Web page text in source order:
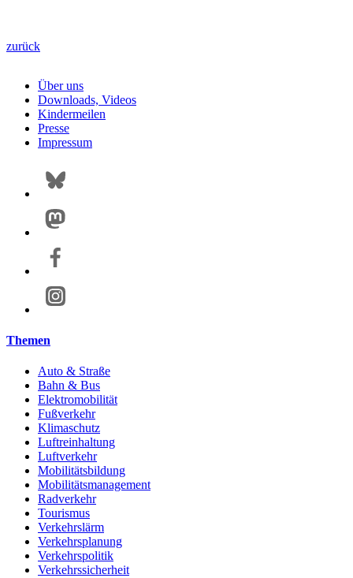
zurück
Über uns
Downloads, Videos
Kindermeilen
Presse
Impressum
Themen
Auto & Straße
Bahn & Bus
Elektromobilität
Fußverkehr
Klimaschutz
Luftreinhaltung
Luftverkehr
Mobilitätsbildung
Mobilitätsmanagement
Radverkehr
Tourismus
Verkehrslärm
Verkehrsplanung
Verkehrspolitik
Verkehrssicherheit